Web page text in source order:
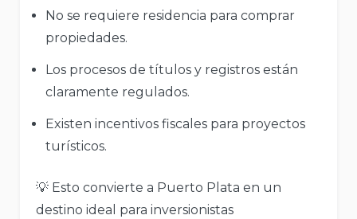
No se requiere residencia para comprar
propiedades.
Los procesos de títulos y registros están
claramente regulados.
Existen incentivos fiscales para proyectos
turísticos.
💡 Esto convierte a Puerto Plata en un
destino ideal para inversionistas